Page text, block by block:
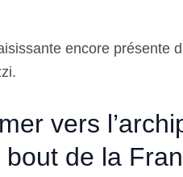
encore présente
vers
de la